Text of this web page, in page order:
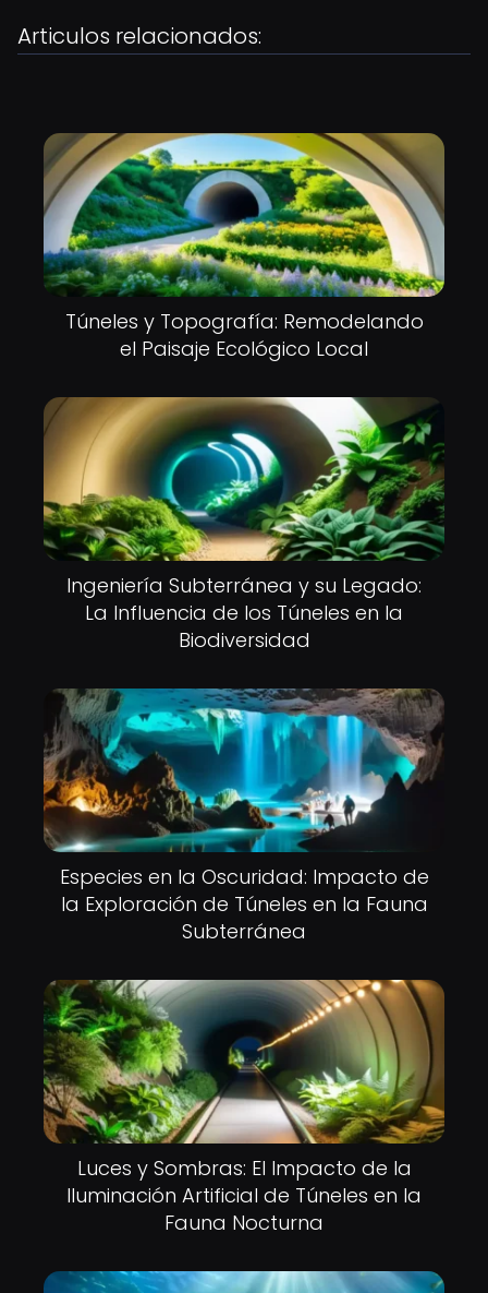
Articulos relacionados:
Túneles y Topografía: Remodelando
el Paisaje Ecológico Local
Ingeniería Subterránea y su Legado:
La Influencia de los Túneles en la
Biodiversidad
Especies en la Oscuridad: Impacto de
la Exploración de Túneles en la Fauna
Subterránea
Luces y Sombras: El Impacto de la
Iluminación Artificial de Túneles en la
Fauna Nocturna